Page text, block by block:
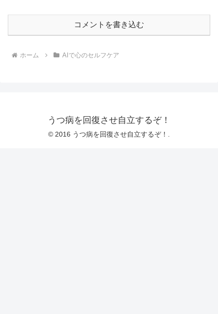
コメントを書き込む
ホーム AIで心のセルフケア
うつ病を回復させ自立するぞ！
© 2016 うつ病を回復させ自立するぞ！.